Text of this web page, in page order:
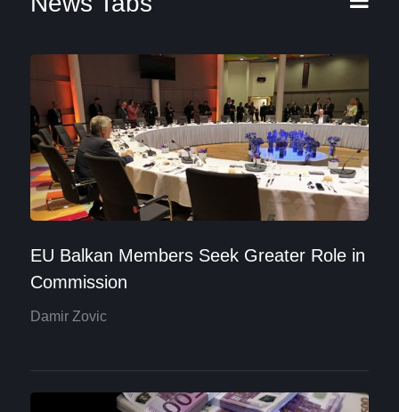
EU Balkan Members Seek Greater Role in
Commission
Damir Zovic